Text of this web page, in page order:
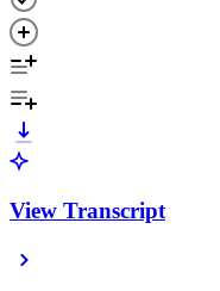
View Transcript